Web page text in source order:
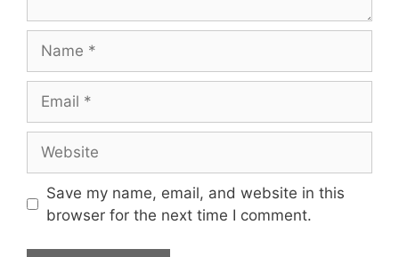
Save my name, email, and website in this
browser for the next time I comment.